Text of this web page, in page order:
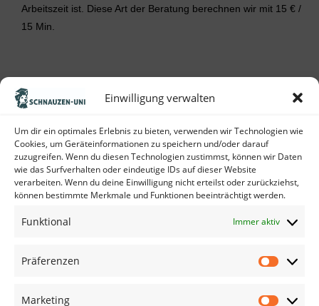
Einwilligung verwalten
Um dir ein optimales Erlebnis zu bieten, verwenden wir Technologien wie
Cookies, um Geräteinformationen zu speichern und/oder darauf
zuzugreifen. Wenn du diesen Technologien zustimmst, können wir Daten
wie das Surfverhalten oder eindeutige IDs auf dieser Website
verarbeiten. Wenn du deine Einwilligung nicht erteilst oder zurückziehst,
können bestimmte Merkmale und Funktionen beeinträchtigt werden.
Funktional Immer aktiv
Präferenzen
Marketing
Arbeitszeit ist. Diese Art der Beratung berechnen wir mit 15 € /
15 Min.
AGB
Datenschutz
Impressum
aninova.